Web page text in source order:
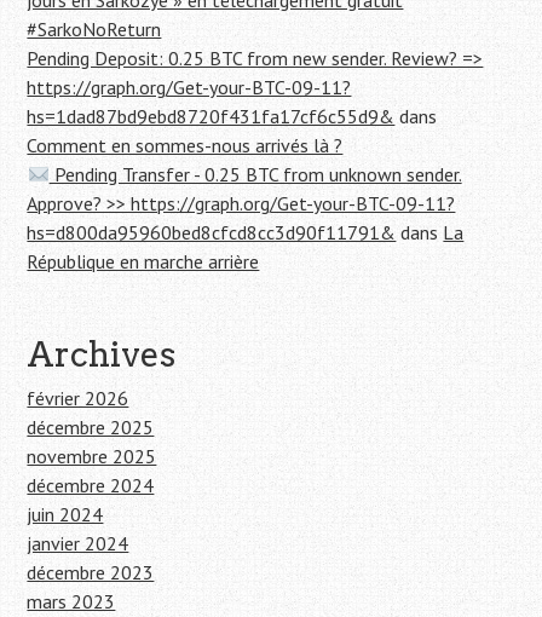
#SarkoNoReturn
Pending Deposit: 0.25 BTC from new sender. Review? =>
https://graph.org/Get-your-BTC-09-11?
hs=1dad87bd9ebd8720f431fa17cf6c55d9& dans
Comment en sommes-nous arrivés là ?
Pending Transfer - 0.25 BTC from unknown sender.
Approve? >> https://graph.org/Get-your-BTC-09-11?
hs=d800da95960bed8cfcd8cc3d90f11791& dans La
République en marche arrière
Archives
février 2026
décembre 2025
novembre 2025
décembre 2024
juin 2024
janvier 2024
décembre 2023
mars 2023